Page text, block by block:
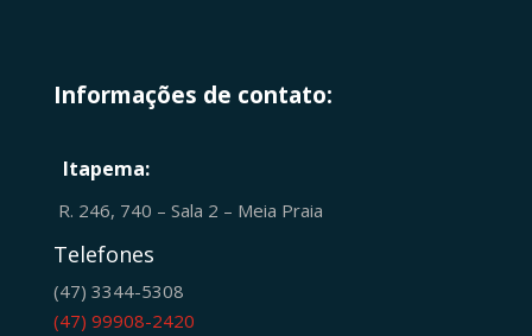
Informações de contato:
Itapema:
R. 246, 740 – Sala 2 – Meia Praia
Telefones
(47) 3344-5308
(47) 99908-2420